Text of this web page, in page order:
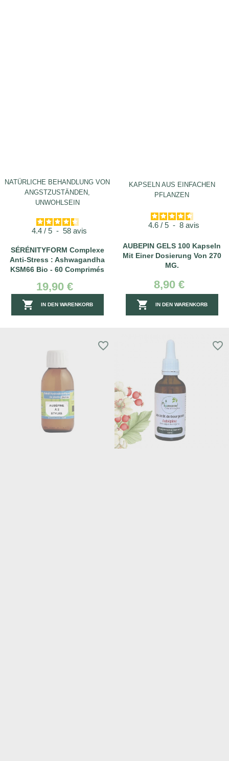
NATÜRLICHE BEHANDLUNG VON
ANGSTZUSTÄNDEN,
UNWOHLSEIN
4.4 / 5 - 58 avis
SÉRÉNITYFORM Complexe
Anti-Stress : Ashwagandha
KSM66 Bio - 60 Comprimés
19,90 €
 IN DEN WARENKORB
KAPSELN AUS EINFACHEN
PFLANZEN
4.6 / 5 - 8 avis
AUBEPIN GELS 100 Kapseln
Mit Einer Dosierung Von 270
MG.
8,90 €
 IN DEN WARENKORB
favorite_border favorite_border